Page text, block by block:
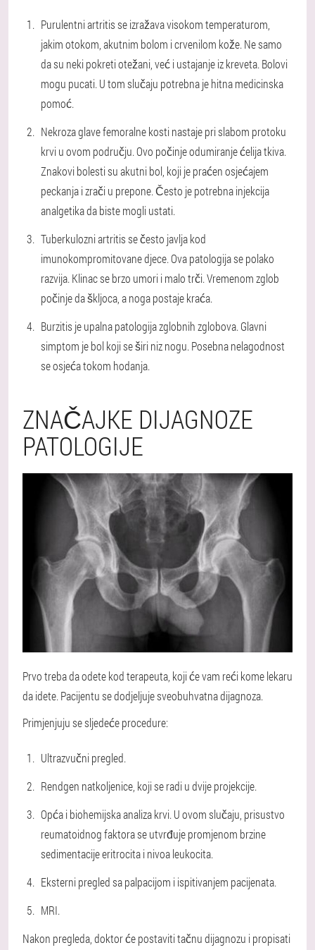
Purulentni artritis se izražava visokom temperaturom,
jakim otokom, akutnim bolom i crvenilom kože. Ne samo
da su neki pokreti otežani, već i ustajanje iz kreveta. Bolovi
mogu pucati. U tom slučaju potrebna je hitna medicinska
pomoć.
Nekroza glave femoralne kosti nastaje pri slabom protoku
krvi u ovom području. Ovo počinje odumiranje ćelija tkiva.
Znakovi bolesti su akutni bol, koji je praćen osjećajem
peckanja i zrači u prepone. Često je potrebna injekcija
analgetika da biste mogli ustati.
Tuberkulozni artritis se često javlja kod
imunokompromitovane djece. Ova patologija se polako
razvija. Klinac se brzo umori i malo trči. Vremenom zglob
počinje da škljoca, a noga postaje kraća.
Burzitis je upalna patologija zglobnih zglobova. Glavni
simptom je bol koji se širi niz nogu. Posebna nelagodnost
se osjeća tokom hodanja.
ZNAČAJKE DIJAGNOZE
PATOLOGIJE
Prvo treba da odete kod terapeuta, koji će vam reći kome lekaru
da idete. Pacijentu se dodjeljuje sveobuhvatna dijagnoza.
Primjenjuju se sljedeće procedure:
Ultrazvučni pregled.
Rendgen natkoljenice, koji se radi u dvije projekcije.
Opća i biohemijska analiza krvi. U ovom slučaju, prisustvo
reumatoidnog faktora se utvrđuje promjenom brzine
sedimentacije eritrocita i nivoa leukocita.
Eksterni pregled sa palpacijom i ispitivanjem pacijenata.
MRI.
Nakon pregleda, doktor će postaviti tačnu dijagnozu i propisati